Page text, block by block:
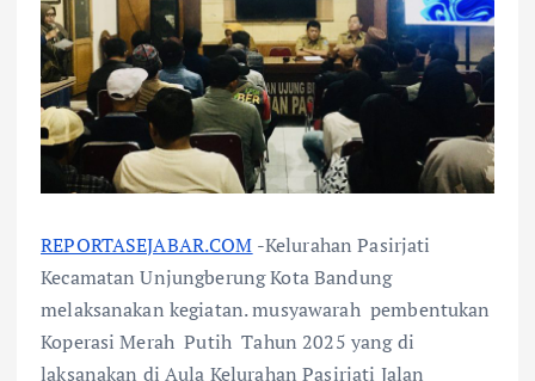
REPORTASEJABAR.COM -Kelurahan Pasirjati
Kecamatan Unjungberung Kota Bandung
melaksanakan kegiatan. musyawarah pembentukan
Koperasi Merah Putih Tahun 2025 yang di
laksanakan di Aula Kelurahan Pasirjati Jalan